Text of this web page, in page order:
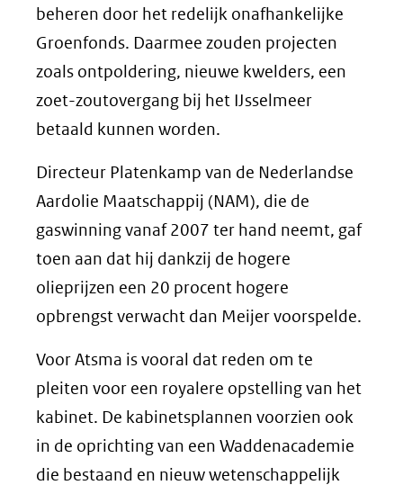
beheren door het redelijk onafhankelijke
Groenfonds. Daarmee zouden projecten
zoals ontpoldering, nieuwe kwelders, een
zoet-zoutovergang bij het IJsselmeer
betaald kunnen worden.
Directeur Platenkamp van de Nederlandse
Aardolie Maatschappij (NAM), die de
gaswinning vanaf 2007 ter hand neemt, gaf
toen aan dat hij dankzij de hogere
olieprijzen een 20 procent hogere
opbrengst verwacht dan Meijer voorspelde.
Voor Atsma is vooral dat reden om te
pleiten voor een royalere opstelling van het
kabinet. De kabinetsplannen voorzien ook
in de oprichting van een Waddenacademie
die bestaand en nieuw wetenschappelijk